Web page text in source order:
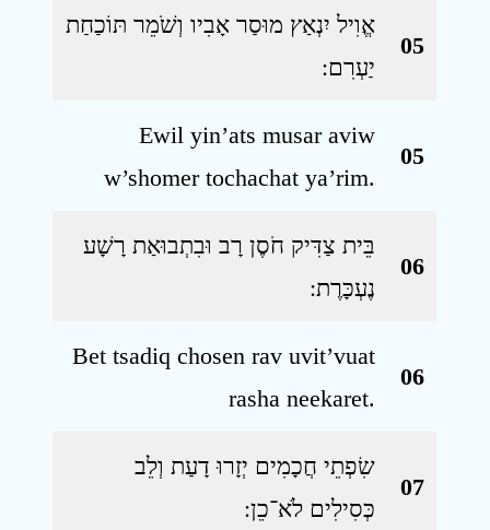
אֱוִיל יִנְאַץ מוּסַר אָבִיו וְשֹׁמֵר תּוֹכַחַת
יַעְרִם ׃
05
Ewil yin’ats musar aviw
w’shomer tochachat ya’rim.
05
בֵּית צַדִּיק חֹסֶן רָב וּבִתְבוּאַת רָשָׁע
נֶעְכָּרֶת ׃
06
Bet tsadiq chosen rav uvit’vuat
rasha neekaret.
06
שִׂפְתֵי חֲכָמִים יְזָרוּ דָעַת וְלֵב
כְּסִילִים לֹא־כֵן ׃
07